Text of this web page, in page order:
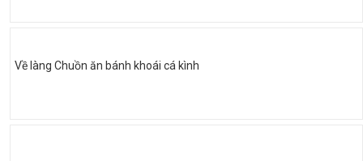
Về làng Chuồn ăn bánh khoái cá kình